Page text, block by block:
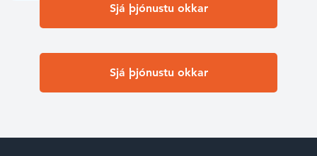
Sjá þjónustu okkar
Sjá þjónustu okkar